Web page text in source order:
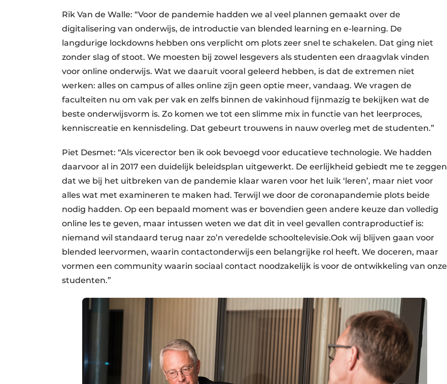
Rik Van de Walle: “Voor de pandemie hadden we al veel plannen gemaakt over de
digitalisering van onderwijs, de introductie van blended learning en e-learning. De
langdurige lockdowns hebben ons verplicht om plots zeer snel te schakelen. Dat ging niet
zonder slag of stoot. We moesten bij zowel lesgevers als studenten een draagvlak vinden
voor online onderwijs. Wat we daaruit vooral geleerd hebben, is dat de extremen niet
werken: alles on campus of alles online zijn geen optie meer, vandaag. We vragen de
faculteiten nu om vak per vak en zelfs binnen de vakinhoud fijnmazig te bekijken wat de
beste onderwijsvorm is. Zo komen we tot een slimme mix in functie van het leerproces,
kenniscreatie en kennisdeling. Dat gebeurt trouwens in nauw overleg met de studenten.”
Piet Desmet: “Als vicerector ben ik ook bevoegd voor educatieve technologie. We hadden
daarvoor al in 2017 een duidelijk beleidsplan uitgewerkt. De eerlijkheid gebiedt me te zeggen
dat we bij het uitbreken van de pandemie klaar waren voor het luik ‘leren’, maar niet voor
alles wat met examineren te maken had. Terwijl we door de coronapandemie plots beide
nodig hadden. Op een bepaald moment was er bovendien geen andere keuze dan volledig
online les te geven, maar intussen weten we dat dit in veel gevallen contraproductief is:
niemand wil standaard terug naar zo’n veredelde schooltelevisie.Ook wij blijven gaan voor
blended leervormen, waarin contactonderwijs een belangrijke rol heeft. We doceren, maar
vormen een community waarin sociaal contact noodzakelijk is voor de ontwikkeling van onze
studenten.”